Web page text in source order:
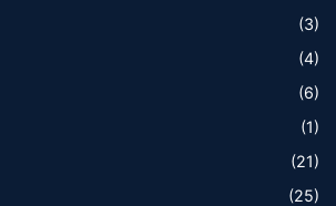
(3)
(4)
(6)
(1)
(21)
(25)